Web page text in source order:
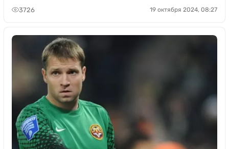
3726 19 октября 2024, 08:27